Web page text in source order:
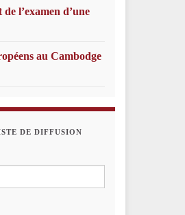
l’examen d’une
au Cambodge
DE DIFFUSION